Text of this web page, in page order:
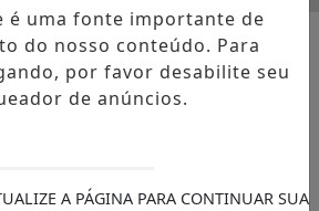
2° Concurso de
é uma fonte importante de
do nosso conteúdo. Para
por favor desabilite seu
de anúncios.
A PÁGINA PARA CONTINUAR SUA